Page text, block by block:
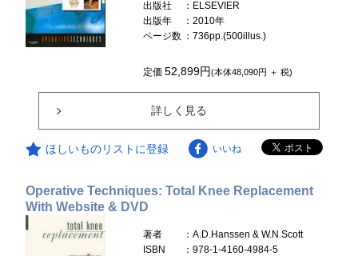
出版社
：ELSEVIER
出版年
：2010年
ページ数 ：736pp.(500illus.)
定価52,899円(本体48,090円 ＋ 税)
詳しく見る
ほしいものリストに登録 いいね
Operative Techniques: Total Knee Replacement
With Website & DVD
著者
：A.D.Hanssen & W.N.Scott
ISBN
：978-1-4160-4984-5